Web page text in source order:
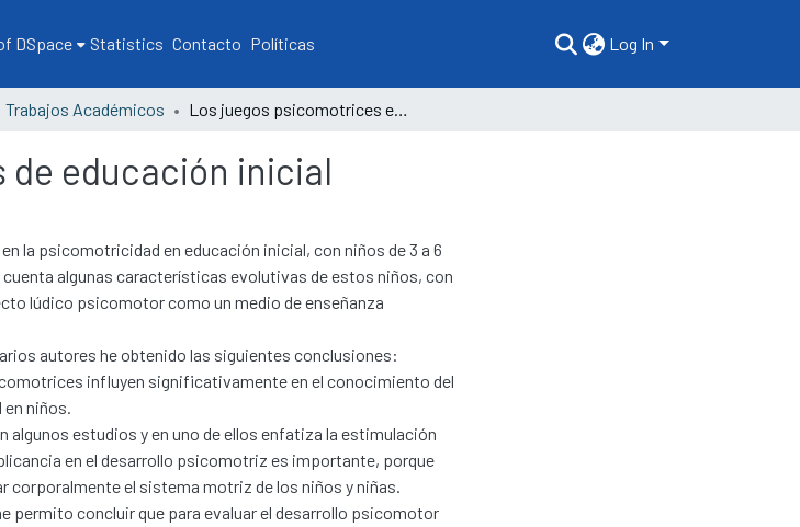
DSpace Statistics Contacto Políticas Log In
Trabajos Académicos Los juegos psicomotrices en niños de educación inicial
de educación inicial
la psicomotricidad en educación inicial, con niños de 3 a 6
cuenta algunas características evolutivas de estos niños, con
lúdico psicomotor como un medio de enseñanza
autores he obtenido las siguientes conclusiones:
influyen significativamente en el conocimiento del
niños.
algunos estudios y en uno de ellos enfatiza la estimulación
en el desarrollo psicomotriz es importante, porque
corporalmente el sistema motriz de los niños y niñas.
permito concluir que para evaluar el desarrollo psicomotor